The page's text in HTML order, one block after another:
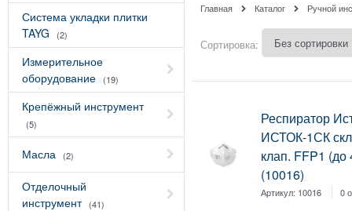
Система укладки плитки
TAYG
(2)
Измерительное
оборудование
(19)
Крепёжный инструмент
(5)
Масла (2)
Отделочный
инструмент (41)
Главная Каталог Ручной
Сортировка:
Респиратор
ИСТОК-1СК
клап. FFP1
(10016)
Артикул: 10016 0